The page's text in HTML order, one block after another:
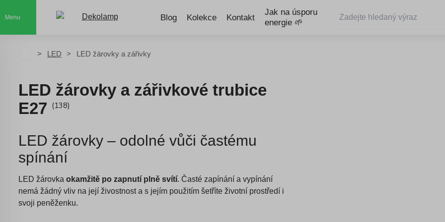
Menu Blog Kolekce Kontakt
Jak na úsporu
energie 🌱
LED LED žárovky a zářivky
LED žárovky a zářivkové trubice
E27 (138)
LED žárovky – odolné vůči častému
spínání
LED žárovka okamžitě po zapnutí plně svítí. Časté zapínání a vypínání
nemá žádný vliv na její živostnost a s jejím použitím šetříte životní prostředí i
svoji peněženku.